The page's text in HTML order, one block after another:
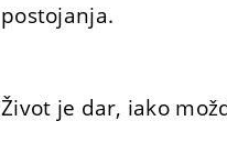
postojanja.
Život je dar, iako